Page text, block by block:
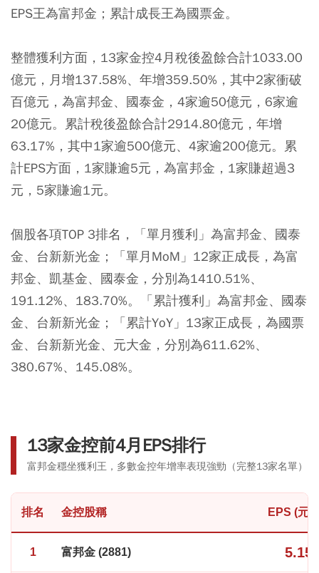
EPS王為富邦金；累計成長王為國票金。
整體獲利方面，13家金控4月稅後盈餘合計1033.00
億元，月增137.58%、年增359.50%，其中2家衝破
百億元，為富邦金、國泰金，4家逾50億元，6家逾
20億元。累計稅後盈餘合計2914.80億元，年增
63.17%，其中1家逾500億元、4家逾200億元。累
計EPS方面，1家賺逾5元，為富邦金，1家賺超過3
元，5家賺逾1元。
個股各項TOP 3排名，「單月獲利」為富邦金、國泰
金、台新新光金；「單月MoM」12家正成長，為富
邦金、凱基金、國泰金，分別為1410.51%、
191.12%、183.70%。「累計獲利」為富邦金、國泰
金、台新新光金；「累計YoY」13家正成長，為國票
金、台新新光金、元大金，分別為611.62%、
380.67%、145.08%。
13家金控前4月EPS排行
富邦金穩坐獲利王，多數金控年增率表現強勁（完整13家名單）
排名 金控股稱 EPS (元)
1 富邦金 (2881) 5.15